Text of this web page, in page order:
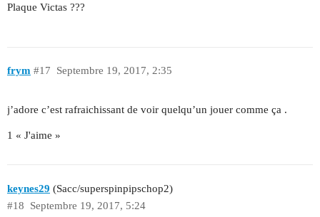
Plaque Victas ???
frym Septembre 19, 2017, 2:35
#17
j’adore c’est rafraichissant de voir quelqu’un jouer comme ça .
1 « J'aime »
keynes29 (Sacc/superspinpipschop2)
Septembre 19, 2017, 5:24
#18